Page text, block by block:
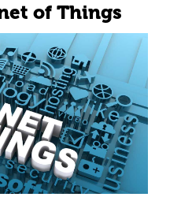
of Things